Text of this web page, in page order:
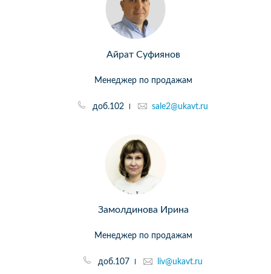
Айрат Суфиянов
Менеджер по продажам
доб.102 sale2@ukavt.ru
Замолдинова Ирина
Менеджер по продажам
доб.107 liv@ukavt.ru